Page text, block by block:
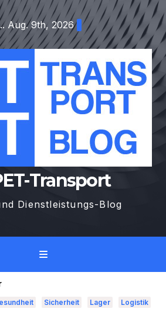
Aug. 9th, 2026
Transport
Dienstleistungs-Blog
Sicherheit Lager Logistik